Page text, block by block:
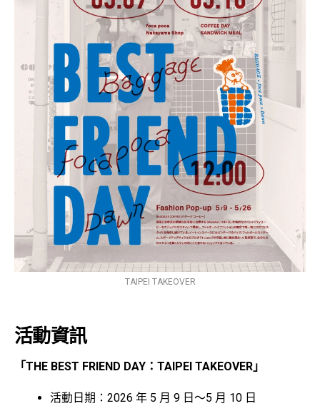
TAIPEI TAKEOVER
活動資訊
「THE BEST FRIEND DAY：TAIPEI TAKEOVER」
活動日期：2026 年 5 月 9 日～5 月 10 日